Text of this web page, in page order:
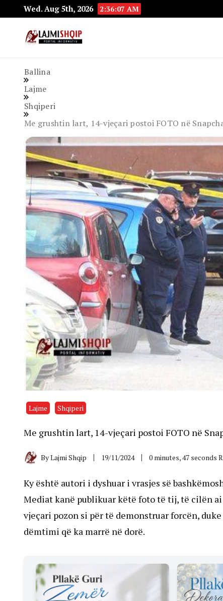
Wed. Aug 5th, 2026 2:36:08 AM
Ballina
Lajme
Shqiperi
Me grushtin lart, 14-vjeçari postoi FOTO në
Lajme Shqiperi
Me grushtin lart, 14-vjeçari postoi FOTO në
ByLajmi Shqip 19/11/2024 0 minutes, 47 seconds
Ky është autori i dyshuar i vrasjes së
Mediat kanë publikuar këtë foto të tij, të cilën ai
vjeçari pozon si për të demonstruar forcën,
dëmtimi që ka marrë në dorë.